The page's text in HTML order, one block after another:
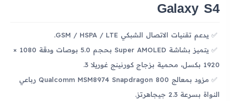
Galaxy S4
يدعم تقنيات الاتصال الشبكي GSM / HSPA / LTE.
يتميز بشاشة Super AMOLED بحجم 5.0 بوصات ودقة 1080 ×
1920 بكسل، محمية بزجاج كورنينج غوريلا 3.
مزود بمعالج Qualcomm MSM8974 Snapdragon 800 رباعي
النواة بسرعة 2.3 جيجاهرتز.